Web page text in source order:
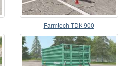
Farmtech TDK 900